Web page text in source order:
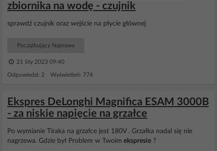
zbiornika na wodę - czujnik
sprawdź czujnik oraz wejście na płycie głównej
Początkujący Naprawy
21 Sty 2023 09:40
Odpowiedzi: 2 Wyświetleń: 774
Ekspres DeLonghi Magnifica ESAM 3000B
- za niskie napięcie na grzałce
Po wymianie Tiraka na grzałce jest 180V . Grzałka nadal się nie
nagrzewa. Gdzie był Problem w Twoim ekspresie ?